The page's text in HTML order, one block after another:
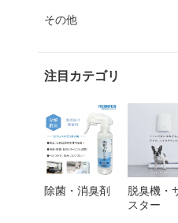
その他
注目カテゴリ
除菌・消臭剤
脱臭機・
スター